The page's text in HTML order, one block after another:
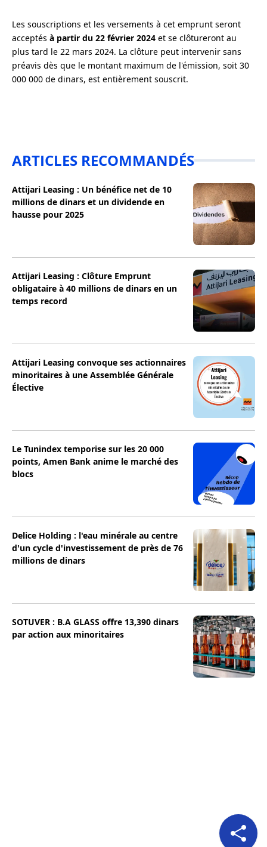
Les souscriptions et les versements à cet emprunt seront
acceptés à partir du 22 février 2024 et se clôtureront au
plus tard le 22 mars 2024. La clôture peut intervenir sans
préavis dès que le montant maximum de l'émission, soit 30
000 000 de dinars, est entièrement souscrit.
ARTICLES RECOMMANDÉS
Attijari Leasing : Un bénéfice net de 10
millions de dinars et un dividende en
hausse pour 2025
Attijari Leasing : Clôture Emprunt
obligataire à 40 millions de dinars en un
temps record
Attijari Leasing convoque ses actionnaires
minoritaires à une Assemblée Générale
Élective
Le Tunindex temporise sur les 20 000
points, Amen Bank anime le marché des
blocs
Delice Holding : l'eau minérale au centre
d'un cycle d'investissement de près de 76
millions de dinars
SOTUVER : B.A GLASS offre 13,390 dinars
par action aux minoritaires